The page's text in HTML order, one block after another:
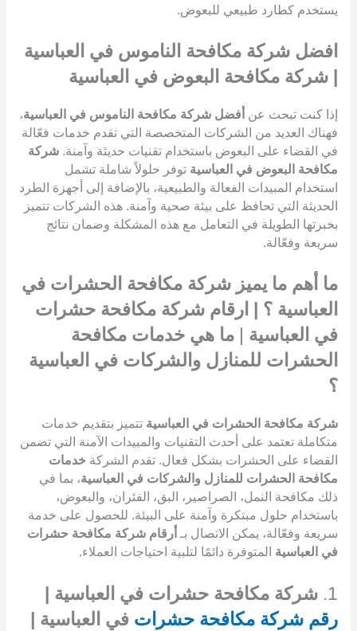
يستخدم كطارد طبيعي للبعوض.
افضل شركة مكافحة الناموس في العباسية
| شركة مكافحة البعوض في العباسية
إذا كنت تبحث عن أفضل شركة مكافحة الناموس في العباسية،
فهناك العديد من الشركات المتخصصة التي تقدم خدمات فعّالة
في القضاء على البعوض باستخدام تقنيات حديثة وآمنة. شركة
مكافحة البعوض في العباسية توفر حلولاً شاملة تشمل
استخدام المبيدات الفعالة والطبيعية، بالإضافة إلى أجهزة الطرد
الحديثة التي تحافظ على بيئة صحية وآمنة. هذه الشركات تتميز
بخبرتها الطويلة في التعامل مع هذه المشكلة وضمان نتائج
سريعة وفعّالة.
ما أهم ما يميز شركة مكافحة الحشرات في
العباسية ؟ | ارقام شركة مكافحة حشرات
في العباسية
ما هي خدمات مكافحة
الحشرات للمنازل والشركات في العباسية
؟
شركة مكافحة الحشرات في العباسية تتميز بتقديم خدمات
متكاملة تعتمد على أحدث التقنيات والمبيدات الآمنة التي تضمن
القضاء على الحشرات بشكل فعال. تقدم الشركة خدمات
مكافحة الحشرات للمنازل والشركات في العباسية، بما في
ذلك مكافحة النمل، الصراصير، البق، الفئران، والبعوض،
باستخدام حلول مبتكرة وآمنة على البيئة. للحصول على خدمة
سريعة وفعّالة، يمكن الاتصال بـ أرقام شركة مكافحة حشرات
في العباسية المتوفرة دائمًا لتلبية احتياجات العملاء.
1. شركة مكافحة حشرات في العباسية |
رقم شركة مكافحة حشرات في العباسية |